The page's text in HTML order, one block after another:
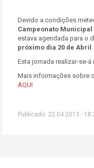
Devido a condições
Campeonato
estava agendada para o
próximo dia 20 de Abril .
Esta jornada realizar-se-á
Mais informações sobre
AQUI
Publicado: 22.04.2013 -